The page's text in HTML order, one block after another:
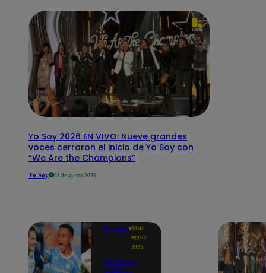
Yo Soy 2026 EN VIVO: Nueve grandes
voces cerraron el inicio de Yo Soy con
“We Are the Champions”
Yo Soy 08 de agosto 2026
Deportes 08 de
agosto
2026
Partidos y
tabla de